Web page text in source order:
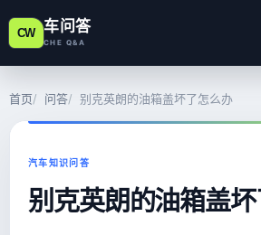
CW 车问答
CHE Q&A
首页 问答 别克英朗的油箱盖坏了怎么办
汽车知识问答
别克英朗的油箱盖